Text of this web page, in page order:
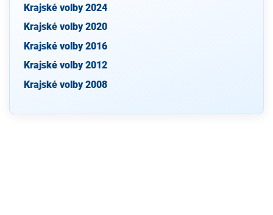
Krajské volby 2024
Krajské volby 2020
Krajské volby 2016
Krajské volby 2012
Krajské volby 2008